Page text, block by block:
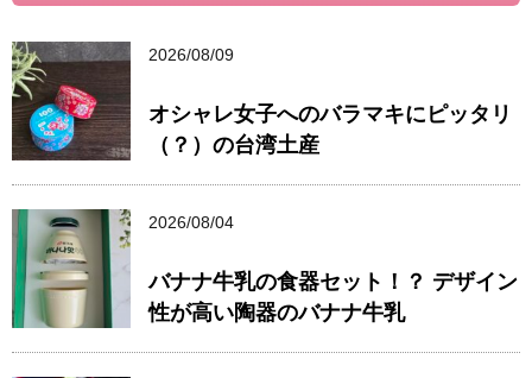
2026/08/09
オシャレ女子へのバラマキにピッタリ
（？）の台湾土産
2026/08/04
バナナ牛乳の食器セット！？ デザイン
性が高い陶器のバナナ牛乳